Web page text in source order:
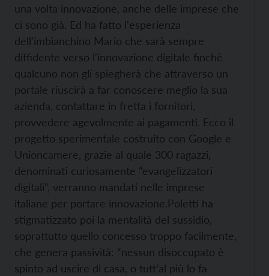
una volta innovazione, anche delle imprese che
ci sono già. Ed ha fatto l'esperienza
dell'imbianchino Mario che sarà sempre
diffidente verso l'innovazione digitale finchè
qualcuno non gli spiegherà che attraverso un
portale riuscirà a far conoscere meglio la sua
azienda, contattare in fretta i fornitori,
provvedere agevolmente ai pagamenti. Ecco il
progetto sperimentale costruito con Google e
Unioncamere, grazie al quale 300 ragazzi,
denominati curiosamente “evangelizzatori
digitali”, verranno mandati nelle imprese
italiane per portare innovazione.Poletti ha
stigmatizzato poi la mentalità del sussidio,
soprattutto quello concesso troppo facilmente,
che genera passività: “nessun disoccupato è
spinto ad uscire di casa, o tutt’al più lo fa